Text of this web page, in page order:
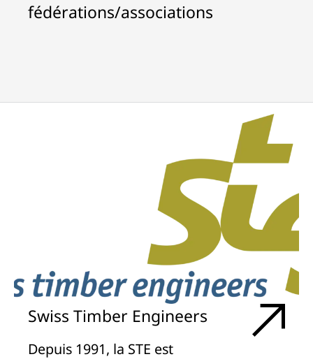
fédérations/associations
Swiss Timber Engineers
Depuis 1991, la STE est